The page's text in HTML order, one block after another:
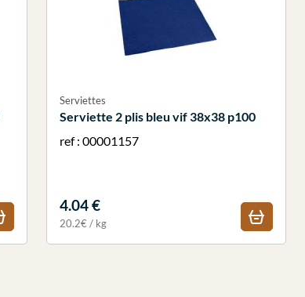
Serviettes
Serviette 2 plis bleu vif 38x38 p100
ref : 00001157
4.04 €
20.2€ / kg